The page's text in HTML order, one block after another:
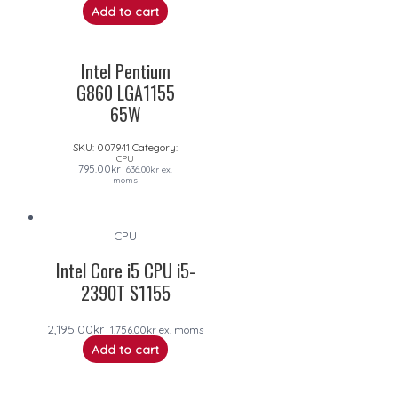
Add to cart
Intel Pentium
G860 LGA1155
65W
SKU: 007941 Category:
CPU
795.00kr 636.00kr ex.
moms
CPU
Intel Core i5 CPU i5-
2390T S1155
2,195.00kr 1,756.00kr ex. moms
Add to cart